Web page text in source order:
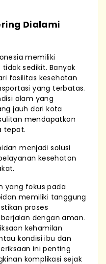
Dialami
memiliki
sedikit. Banyak
fasilitas kesehatan
yang terbatas.
alam yang
jauh dari kota
mendapatkan
tepat.
menjadi solusi
kesehatan
yang fokus pada
memiliki tanggung
proses
dengan aman.
kehamilan
kondisi ibu dan
ini penting
komplikasi sejak